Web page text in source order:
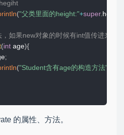
("父类里面的height:"+super. height
如果new对象的时候有int值传进来，
(int age){
;
("Student含有age的构造方法"
的属性、方法。